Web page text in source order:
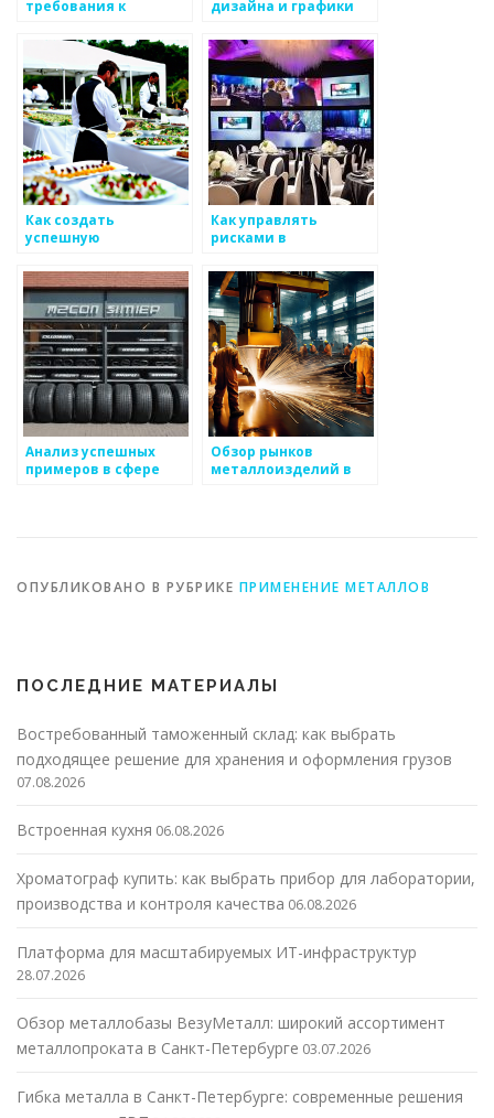
требования к
металлоизделий
дизайна и графики
Как создать
успешную
стратегию для
металлоизделий
Как управлять
рисками в
металлоизделий
Анализ успешных
примеров в сфере
Обзор рынков
металлоизделий в
ОПУБЛИКОВАНО В РУБРИКЕ ПРИМЕНЕНИЕ МЕТАЛЛОВ
ПОСЛЕДНИЕ МАТЕРИАЛЫ
Востребованный таможенный склад: как выбрать
подходящее решение для хранения и оформления грузов
07.08.2026
Встроенная кухня 06.08.2026
Хроматограф купить: как выбрать прибор для лаборатории,
производства и контроля качества 06.08.2026
Платформа для масштабируемых ИТ-инфраструктур
28.07.2026
Обзор металлобазы ВезуМеталл: широкий ассортимент
металлопроката в Санкт-Петербурге 03.07.2026
Гибка металла в Санкт-Петербурге: современные решения